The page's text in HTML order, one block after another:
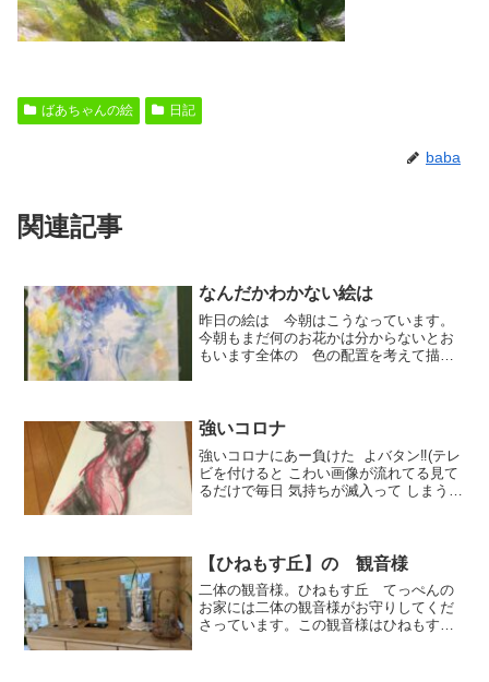
ばあちゃんの絵 日記
baba
関連記事
なんだかわかない絵は
昨日の絵は 今朝はこうなっています。
今朝もまだ何のお花かは分からないとお
もいます全体の 色の配置を考えて描い
梅の量の15%の塩で...
強いコロナ
強いコロナにあー負けた よバタン‼︎(テレ
ビを付けると こわい画像が流れてる見て
るだけで毎日 気持ちが滅入って しまう
【ひねもす丘】の 観音様
二体の観音様。ひねもす丘 てっぺんの
お家には二体の観音様がお守りしてくだ
さっています。この観音様はひねもす丘